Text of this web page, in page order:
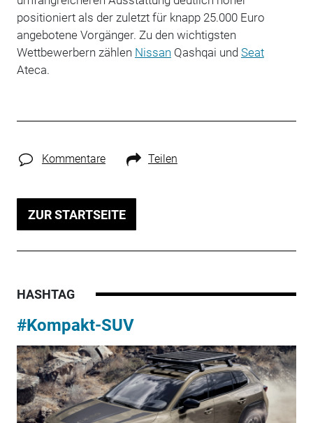
positioniert als der zuletzt für knapp 25.000 Euro
angebotene Vorgänger. Zu den wichtigsten
Wettbewerbern zählen Nissan Qashqai und Seat
Ateca.
Kommentare Teilen
ZUR STARTSEITE
HASHTAG
#Kompakt-SUV